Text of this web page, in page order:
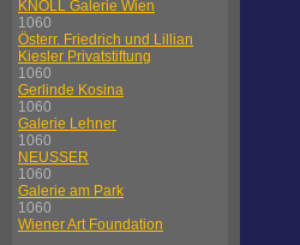
KNOLL Galerie Wien
1060
Österr. Friedrich und Lillian
Kiesler Privatstiftung
1060
Gerlinde Kosina
1060
Galerie Lehner
1060
NEUSSER
1060
Galerie am Park
1060
Wiener Art Foundation